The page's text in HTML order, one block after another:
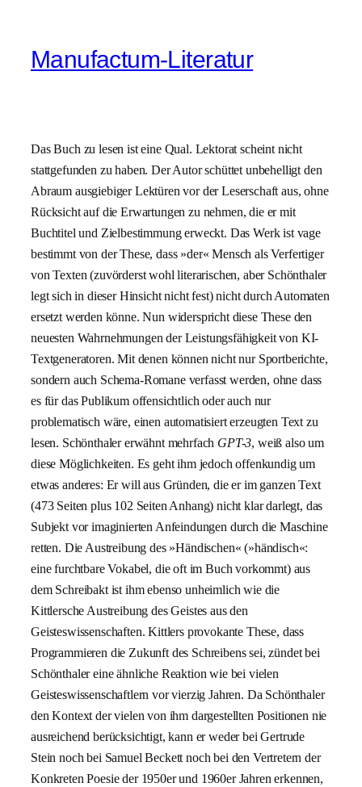
Manufactum-Literatur
Das Buch zu lesen ist eine Qual. Lektorat scheint nicht
stattgefunden zu haben. Der Autor schüttet unbehelligt den
Abraum ausgiebiger Lektüren vor der Leserschaft aus, ohne
Rücksicht auf die Erwartungen zu nehmen, die er mit
Buchtitel und Zielbestimmung erweckt. Das Werk ist vage
bestimmt von der These, dass »der« Mensch als Verfertiger
von Texten (zuvörderst wohl literarischen, aber Schönthaler
legt sich in dieser Hinsicht nicht fest) nicht durch Automaten
ersetzt werden könne. Nun widerspricht diese These den
neuesten Wahrnehmungen der Leistungsfähigkeit von KI-
Textgeneratoren. Mit denen können nicht nur Sportberichte,
sondern auch Schema-Romane verfasst werden, ohne dass
es für das Publikum offensichtlich oder auch nur
problematisch wäre, einen automatisiert erzeugten Text zu
lesen. Schönthaler erwähnt mehrfach GPT-3, weiß also um
diese Möglichkeiten. Es geht ihm jedoch offenkundig um
etwas anderes: Er will aus Gründen, die er im ganzen Text
(473 Seiten plus 102 Seiten Anhang) nicht klar darlegt, das
Subjekt vor imaginierten Anfeindungen durch die Maschine
retten. Die Austreibung des »Händischen« (»händisch«:
eine furchtbare Vokabel, die oft im Buch vorkommt) aus
dem Schreibakt ist ihm ebenso unheimlich wie die
Kittlersche Austreibung des Geistes aus den
Geisteswissenschaften. Kittlers provokante These, dass
Programmieren die Zukunft des Schreibens sei, zündet bei
Schönthaler eine ähnliche Reaktion wie bei vielen
Geisteswissenschaftlern vor vierzig Jahren. Da Schönthaler
den Kontext der vielen von ihm dargestellten Positionen nie
ausreichend berücksichtigt, kann er weder bei Gertrude
Stein noch bei Samuel Beckett noch bei den Vertretern der
Konkreten Poesie der 1950er und 1960er Jahren erkennen,